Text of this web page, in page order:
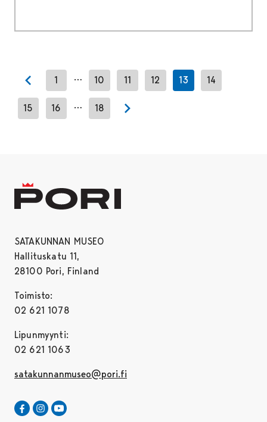
Previous page
1 … 10 11 12 13 14
15 16 … 18
Next page
SATAKUNNAN MUSEO
Hallituskatu 11,
28100 Pori, Finland
Toimisto:
02 621 1078
Lipunmyynti:
02 621 1063
satakunnanmuseo@pori.fi
Satakunnan Museo Facebookissa
Avautuu uudessa välilehdessä
Satakunnan Museo Instagrammissa
Avautuu uudessa välilehdessä